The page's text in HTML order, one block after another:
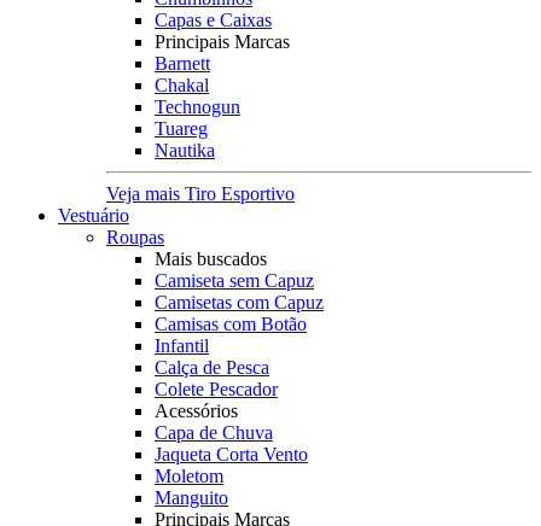
Capas e Caixas
Principais Marcas
Barnett
Chakal
Technogun
Tuareg
Nautika
Veja mais Tiro Esportivo
Vestuário
Roupas
Mais buscados
Camiseta sem Capuz
Camisetas com Capuz
Camisas com Botão
Infantil
Calça de Pesca
Colete Pescador
Acessórios
Capa de Chuva
Jaqueta Corta Vento
Moletom
Manguito
Principais Marcas